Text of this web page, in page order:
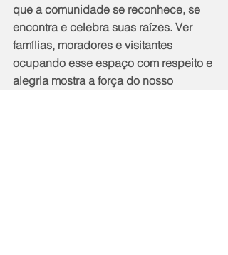
que a comunidade se reconhece, se
encontra e celebra suas raízes. Ver
famílias, moradores e visitantes
ocupando esse espaço com respeito e
alegria mostra a força do nosso